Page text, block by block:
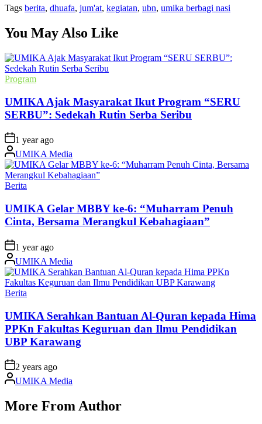
Tags berita, dhuafa, jum'at, kegiatan, ubn, umika berbagi nasi
You May Also Like
Posted
Program
UMIKA Ajak Masyarakat Ikut Program “SERU
SERBU”: Sedekah Rutin Serba Seribu
on 1 year ago
Posted
by
UMIKA Media
Posted
Berita
UMIKA Gelar MBBY ke-6: “Muharram Penuh
Cinta, Bersama Merangkul Kebahagiaan”
on 1 year ago
Posted
by
UMIKA Media
Posted
Berita
UMIKA Serahkan Bantuan Al-Quran kepada Hima
PPKn Fakultas Keguruan dan Ilmu Pendidikan
UBP Karawang
on 2 years ago
Posted
by
UMIKA Media
More From Author